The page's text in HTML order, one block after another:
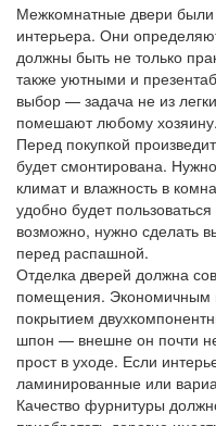
Межкомнатные двери
интерьера. Они
должны быть не только
также уютными и
выбор — задача не из
помешают любому хозяину.
Перед покупкой
будет смонтирована.
климат и влажность в
удобно будет
возможно, нужно сделать
перед распашной.
Отделка дверей должна
помещения. Экономичным
покрытием
шпон — внешне он почти
прост в уходе. Если
ламинированные или
Качество фурнитуры